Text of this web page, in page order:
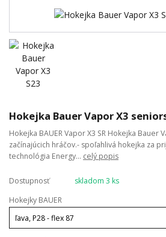
Hokejka Bauer Vapor X3
Hokejka BAUER Vapor X3 SR Hokejka Bauer
začínajúcich hráčov.- spoľahlivá hokejka za
technológia Energy... celý popis
Dostupnosť
skladom 3 ks
Hokejky BAUER